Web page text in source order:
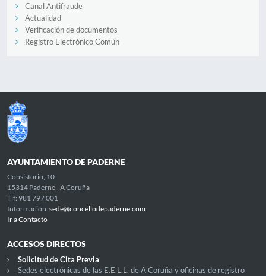
Canal Antifraude
Actualidad
Verificación de documentos
Registro Electrónico Común
AYUNTAMIENTO DE PADERNE
Consistorio, 10
15314 Paderne - A Coruña
Tlf: 981 797 001
Información: sede@concellodepaderne.com
Ir a Contacto
ACCESOS DIRECTOS
Solicitud de Cita Previa
Sedes electrónicas de las E.E.L.L. de A Coruña y oficinas de registro